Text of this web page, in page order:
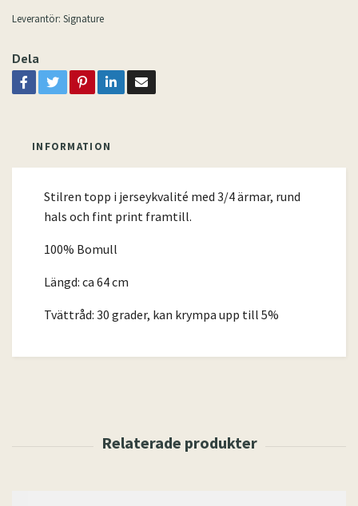
Leverantör: Signature
Dela
INFORMATION
Stilren topp i jerseykvalité med 3/4 ärmar, rund
hals och fint print framtill.
100% Bomull
Längd: ca 64 cm
Tvättråd: 30 grader, kan krympa upp till 5%